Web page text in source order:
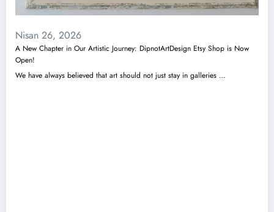
Nisan 26, 2026
A New Chapter in Our Artistic Journey: DipnotArtDesign Etsy Shop is Now
Open!
We have always believed that art should not just stay in galleries …